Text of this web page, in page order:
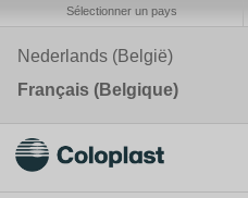
Sélectionner un pays
Nederlands (België)
Français (Belgique)